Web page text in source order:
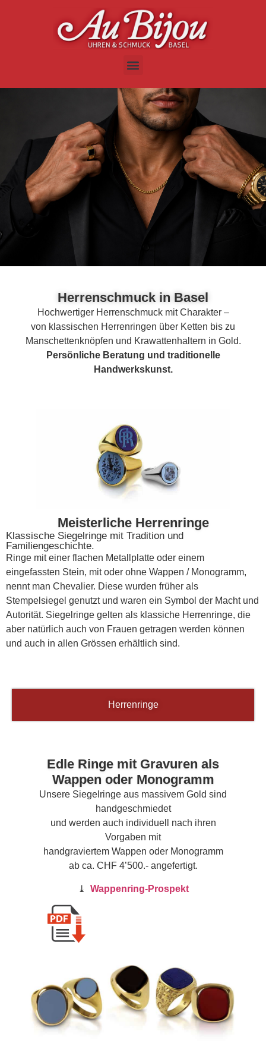
Herrenschmuck in Basel
Hochwertiger Herrenschmuck mit Charakter –
von klassischen Herrenringen über Ketten bis zu
Manschettenknöpfen und Krawattenhaltern in Gold.
Persönliche Beratung und traditionelle
Handwerkskunst.
Meisterliche Herrenringe
Klassische Siegelringe mit Tradition und
Familiengeschichte.
Ringe mit einer flachen Metallplatte oder einem
eingefassten Stein, mit oder ohne Wappen / Monogramm,
nennt man Chevalier. Diese wurden früher als
Stempelsiegel genutzt und waren ein Symbol der Macht und
Autorität. Siegelringe gelten als klassiche Herrenringe, die
aber natürlich auch von Frauen getragen werden können
und auch in allen Grössen erhältlich sind.
Herrenringe
Edle Ringe mit Gravuren als
Wappen oder Monogramm
Unsere Siegelringe aus massivem Gold sind
handgeschmiedet
und werden auch individuell nach ihren
Vorgaben mit
handgraviertem Wappen oder Monogramm
ab ca. CHF 4’500.- angefertigt.
⤓ Wappenring-Prospekt